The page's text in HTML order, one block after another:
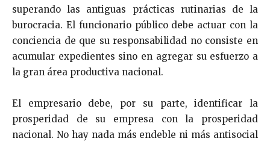
superando las anti­guas prácticas rutinarias de la
burocracia. El funcionario público debe actuar con la
conciencia de que su respon­sabilidad no consiste en
acumular expedientes sino en agregar su esfuerzo a
la gran área productiva nacional.
El empresario debe, por su parte, identificar la
prospe­ridad de su empresa con la prosperidad
nacional. No hay nada más endeble ni más antisocial